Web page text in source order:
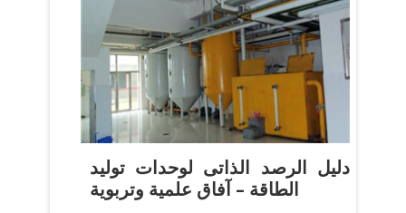
دليل الرصد الذاتى لوحدات توليد
الطاقة – آفاق علمية وتربوية